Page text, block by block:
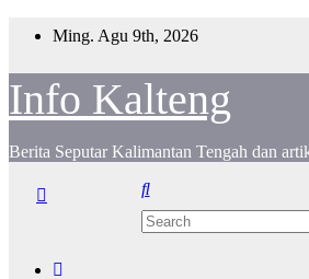
Ming. Agu 9th, 2026
Info Kalteng
Berita Seputar Kalimantan Tengah dan